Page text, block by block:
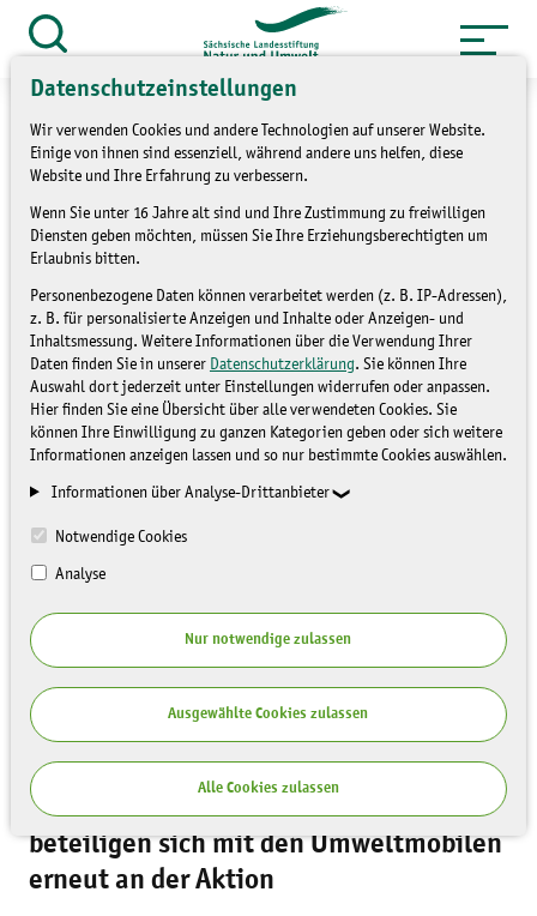
Datenschutzeinstellungen
Wir verwenden Cookies und andere Technologien auf unserer Website.
Einige von ihnen sind essenziell, während andere uns helfen, diese
Website und Ihre Erfahrung zu verbessern.
Wenn Sie unter 16 Jahre alt sind und Ihre Zustimmung zu freiwilligen
Diensten geben möchten, müssen Sie Ihre Erziehungsberechtigten um
Erlaubnis bitten.
Personenbezogene Daten können verarbeitet werden (z. B. IP-Adressen),
z. B. für personalisierte Anzeigen und Inhalte oder Anzeigen- und
Inhaltsmessung. Weitere Informationen über die Verwendung Ihrer
Daten finden Sie in unserer Datenschutzerklärung. Sie können Ihre
Auswahl dort jederzeit unter Einstellungen widerrufen oder anpassen.
Hier finden Sie eine Übersicht über alle verwendeten Cookies. Sie
können Ihre Einwilligung zu ganzen Kategorien geben oder sich weitere
Informationen anzeigen lassen und so nur bestimmte Cookies auswählen.
Informationen über Analyse-Drittanbieter
Notwendige Cookies
Analyse
Nur notwendige zulassen
Ausgewählte Cookies zulassen
Alle Cookies zulassen
Zum
Inhalt
springen
öffnen
Service » Presse und Medien
» Pressemitteilungen
Die „Plastikpiraten“ sind
los
PRESSEMITTEILUNGEN
Schüler des Gymnasiums Nossen
beteiligen sich mit den Umweltmobilen
erneut an der Aktion